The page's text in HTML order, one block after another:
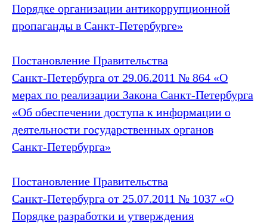
Порядке организации антикоррупционной
пропаганды в Санкт‑Петербурге»
Постановление Правительства
Санкт‑Петербурга от 29.06.2011 № 864 «О
мерах по реализации Закона Санкт‑Петербурга
«Об обеспечении доступа к информации о
деятельности государственных органов
Санкт‑Петербурга»
Постановление Правительства
Санкт‑Петербурга от 25.07.2011 № 1037 «О
Порядке разработки и утверждения